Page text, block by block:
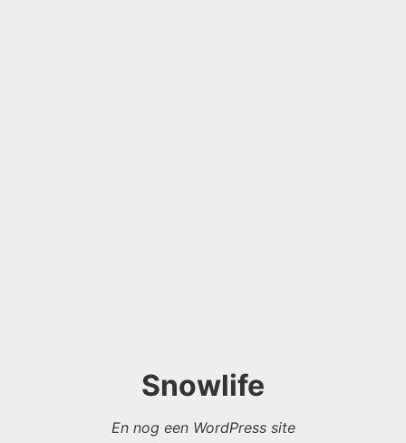
Snowlife
En nog een WordPress site